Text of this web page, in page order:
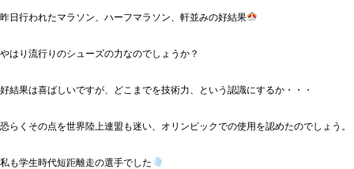
昨日行われたマラソン、ハーフマラソン、軒並みの好結果
やはり流行りのシューズの力なのでしょうか？
好結果は喜ばしいですが、どこまでを技術力、という認識にするか・・・
恐らくその点を世界陸上連盟も迷い、オリンピックでの使用を認めたのでしょう。
私も学生時代短距離走の選手でした